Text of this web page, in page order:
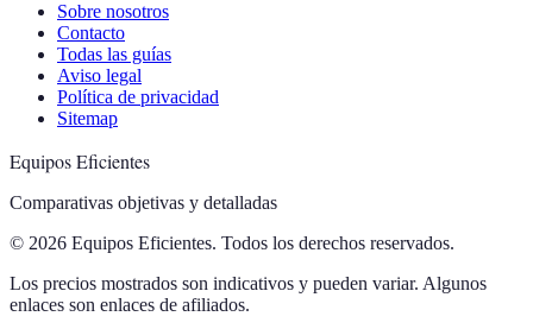
Sobre nosotros
Contacto
Todas las guías
Aviso legal
Política de privacidad
Sitemap
Equipos Eficientes
Comparativas objetivas y detalladas
© 2026 Equipos Eficientes. Todos los derechos reservados.
Los precios mostrados son indicativos y pueden variar. Algunos
enlaces son enlaces de afiliados.